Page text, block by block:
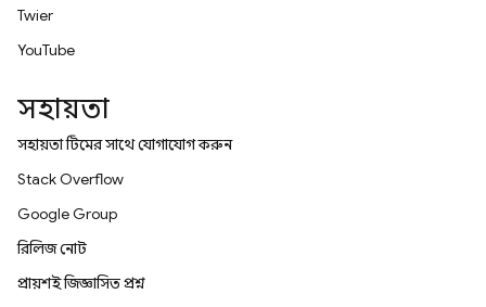
Twitter
YouTube
সহায়তা
সহায়তা টিমের সাথে যোগাযোগ করুন
Stack Overflow
Google Group
রিলিজ নোট
প্রায়শই জিজ্ঞাসিত প্রশ্ন